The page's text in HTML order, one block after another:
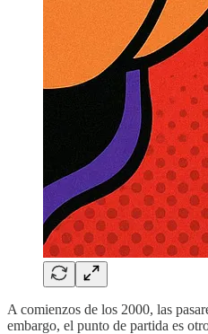
A comienzos de los 2000, las
embargo, el punto de partida es